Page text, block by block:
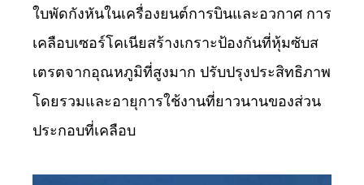
ใบพัดกังหันในเครื่องยนต์การบินและอวกาศ การ
เคลือบเซอร์โคเนียสร้างเกราะป้องกันที่หุ้มซับส
เตรตจากอุณหภูมิที่สูงมาก ปรับปรุงประสิทธิภาพ
โดยรวมและอายุการใช้งานที่ยาวนานของส่วน
ประกอบที่เคลือบ